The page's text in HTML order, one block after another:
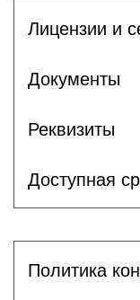
Лицензии и
Документы
Реквизиты
Доступная
Политика